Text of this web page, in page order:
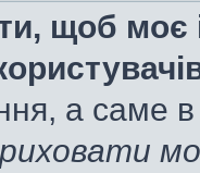
щоб моє
а саме